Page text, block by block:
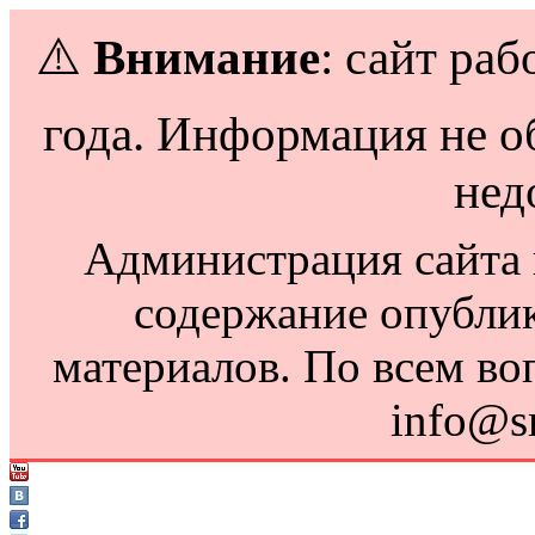
⚠️ Внимание: сайт
года. Информация не
Администрация сайта
содержание
материалов. По всем